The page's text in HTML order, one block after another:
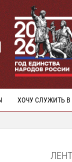
ХОЧУ СЛУЖИТЬ В